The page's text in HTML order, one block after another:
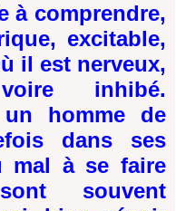
à comprendre,
excitable,
il est nerveux,
inhibé.
homme de
dans ses
mal à se faire
souvent